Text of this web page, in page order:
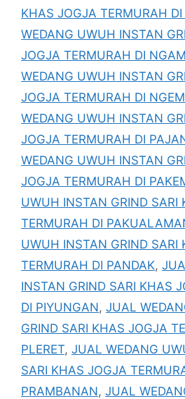
KHAS JOGJA TERMURAH
WEDANG UWUH INSTAN
JOGJA TERMURAH DI
WEDANG UWUH INSTAN
JOGJA TERMURAH DI
WEDANG UWUH INSTAN
JOGJA TERMURAH DI
WEDANG UWUH INSTAN
JOGJA TERMURAH DI
UWUH INSTAN GRIND SARI
TERMURAH DI
UWUH INSTAN GRIND SARI
TERMURAH DI PANDAK,
INSTAN GRIND SARI KHAS
DI PIYUNGAN, JUAL
GRIND SARI KHAS JOGJA
PLERET, JUAL WEDANG
SARI KHAS JOGJA
PRAMBANAN, JUAL